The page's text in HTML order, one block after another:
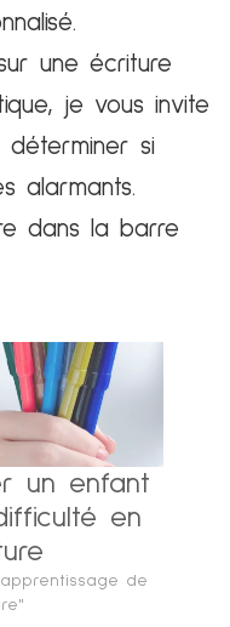
une écriture
je vous invite
si
alarmants.
dans la barre
un enfant
en
de